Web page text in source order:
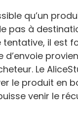
qu’un
pas à
tentative, il est
d’envoie
Le
le produit en
venir le